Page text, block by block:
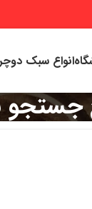
انواع سبک
جستجو